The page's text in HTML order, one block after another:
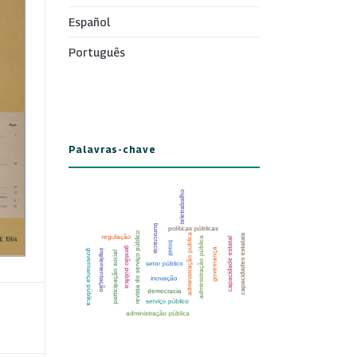
Español
Português
Palavras-chave